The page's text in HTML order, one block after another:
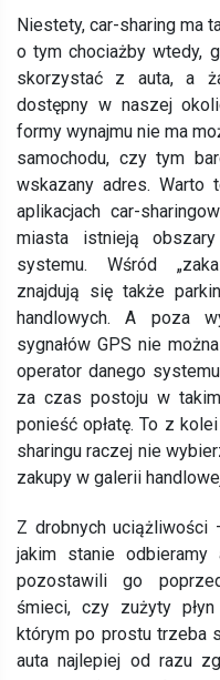
Niestety, car-sharing ma
o tym chociażby wtedy,
skorzystać z auta, a
dostępny w naszej
formy wynajmu nie ma
samochodu, czy tym
wskazany adres. Warto
aplikacjach car-
miasta istnieją
systemu. Wśród
znajdują się także
handlowych. A poza
sygnałów GPS nie
operator danego
za czas postoju w
ponieść opłatę. To z
sharingu raczej nie
zakupy w galerii
Z drobnych
jakim stanie
pozostawili go
śmieci, czy zużyty
którym po prostu trzeba
auta najlepiej od razu